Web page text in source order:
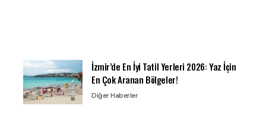
İzmir’de En İyi Tatil Yerleri 2026: Yaz İçin
En Çok Aranan Bölgeler!
Diğer Haberler